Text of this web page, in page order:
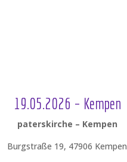
19.05.2026 – Kempen
paterskirche – Kempen
Burgstraße 19, 47906 Kempen